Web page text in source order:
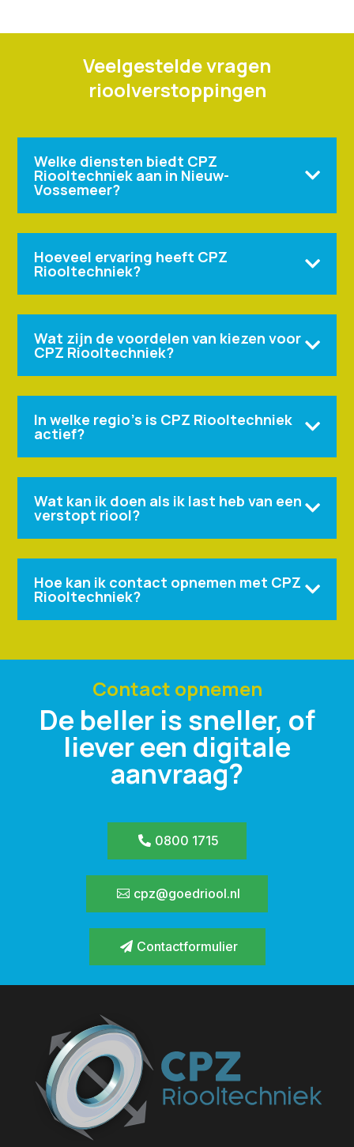
Veelgestelde vragen
rioolverstoppingen
Welke diensten biedt CPZ
Riooltechniek aan in Nieuw-
Vossemeer?

Hoeveel ervaring heeft CPZ
Riooltechniek? 
Wat zijn de voordelen van kiezen voor
CPZ Riooltechniek? 
In welke regio's is CPZ Riooltechniek
actief? 
Wat kan ik doen als ik last heb van een
verstopt riool? 
Hoe kan ik contact opnemen met CPZ
Riooltechniek? 
Contact opnemen
De beller is sneller, of
liever een digitale
aanvraag?
0800 1715
cpz@goedriool.nl
Contactformulier